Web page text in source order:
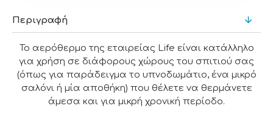
Περιγραφή
Το αερόθερμο της εταιρείας Life είναι κατάλληλο
για χρήση σε διάφορους χώρους του σπιτιού σας
(όπως για παράδειγμα το υπνοδωμάτιο, ένα μικρό
σαλόνι ή μία αποθήκη) που θέλετε να θερμάνετε
άμεσα και για μικρή χρονική περίοδο.